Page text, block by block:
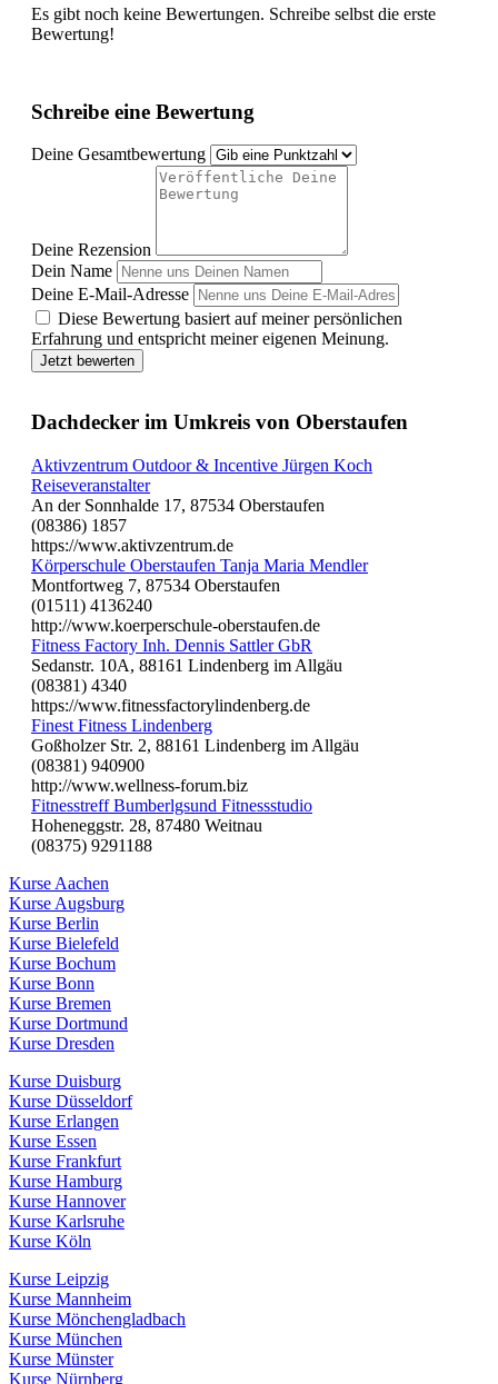
Es gibt noch keine Bewertungen. Schreibe selbst die erste
Bewertung!
Schreibe eine Bewertung
Deine Gesamtbewertung
Deine Rezension
Dein Name
Deine E-Mail-Adresse
Diese Bewertung basiert auf meiner persönlichen
Erfahrung und entspricht meiner eigenen Meinung.
Jetzt bewerten
Dachdecker im Umkreis von Oberstaufen
Aktivzentrum Outdoor & Incentive Jürgen Koch
Reiseveranstalter
An der Sonnhalde 17, 87534 Oberstaufen
(08386) 1857
https://www.aktivzentrum.de
Körperschule Oberstaufen Tanja Maria Mendler
Montfortweg 7, 87534 Oberstaufen
(01511) 4136240
http://www.koerperschule-oberstaufen.de
Fitness Factory Inh. Dennis Sattler GbR
Sedanstr. 10A, 88161 Lindenberg im Allgäu
(08381) 4340
https://www.fitnessfactorylindenberg.de
Finest Fitness Lindenberg
Goßholzer Str. 2, 88161 Lindenberg im Allgäu
(08381) 940900
http://www.wellness-forum.biz
Fitnesstreff Bumberlgsund Fitnessstudio
Hoheneggstr. 28, 87480 Weitnau
(08375) 9291188
Kurse Aachen
Kurse Augsburg
Kurse Berlin
Kurse Bielefeld
Kurse Bochum
Kurse Bonn
Kurse Bremen
Kurse Dortmund
Kurse Dresden
Kurse Duisburg
Kurse Düsseldorf
Kurse Erlangen
Kurse Essen
Kurse Frankfurt
Kurse Hamburg
Kurse Hannover
Kurse Karlsruhe
Kurse Köln
Kurse Leipzig
Kurse Mannheim
Kurse Mönchengladbach
Kurse München
Kurse Münster
Kurse Nürnberg